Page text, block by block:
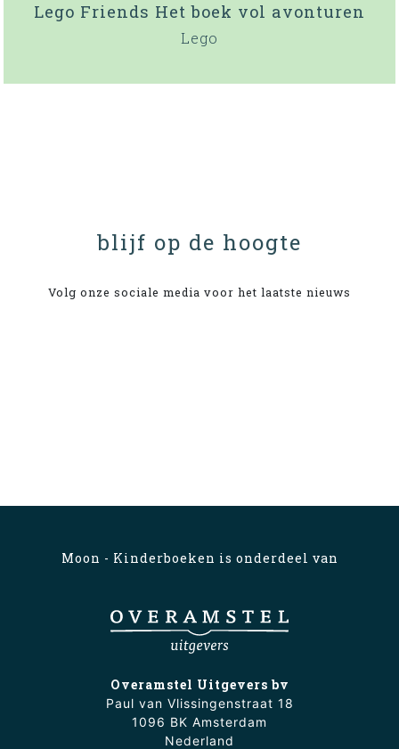
Lego Friends Het boek vol avonturen
Lego
blijf op de hoogte
Volg onze sociale media voor het laatste nieuws
Moon - Kinderboeken is onderdeel van
Overamstel Uitgevers bv
Paul van Vlissingenstraat 18
1096 BK Amsterdam
Nederland